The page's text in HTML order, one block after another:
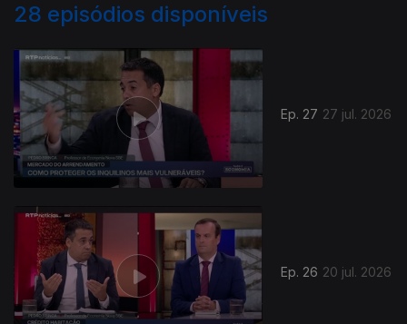
28 episódios disponíveis
Ep. 27 27 jul. 2026
Ep. 26 20 jul. 2026